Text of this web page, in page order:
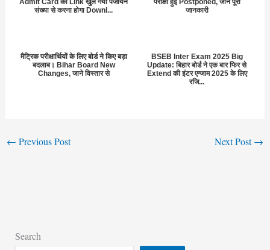
Admit Card का Link खुल गया पंजीयन
संख्या से करना होगा Downl...
परीक्षा हुई Postponed, जाने पूरी
जानकारी
मैट्रिक परीक्षार्थियों के लिए बोर्ड ने किए बड़ा
बदलाब। Bihar Board New
Changes, जाने विस्तार से
BSEB Inter Exam 2025 Big
Update: बिहार बोर्ड ने एक बार फिर से
Extend की इंटर एग्जाम 2025 के लिए
रजि...
← Previous Post Next Post→
Search